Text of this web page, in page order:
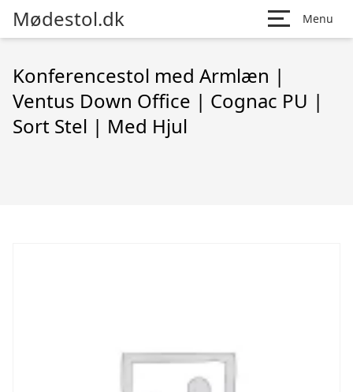
Mødestol.dk Menu
Konferencestol med Armlæn |
Ventus Down Office | Cognac PU |
Sort Stel | Med Hjul